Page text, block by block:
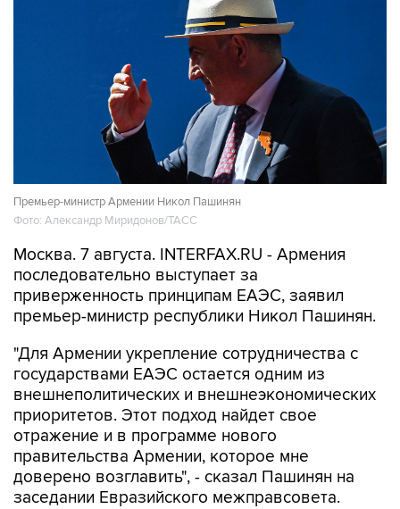
Премьер-министр Армении Никол Пашинян
Фото: Александр Миридонов/ТАСС
Москва. 7 августа. INTERFAX.RU - Армения
последовательно выступает за
приверженность принципам ЕАЭС, заявил
премьер-министр республики Никол Пашинян.
"Для Армении укрепление сотрудничества с
государствами ЕАЭС остается одним из
внешнеполитических и внешнеэкономических
приоритетов. Этот подход найдет свое
отражение и в программе нового
правительства Армении, которое мне
доверено возглавить", - сказал Пашинян на
заседании Евразийского межправсовета.